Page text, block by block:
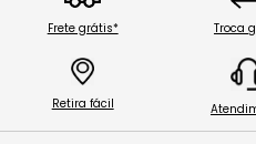
Frete grátis* Troca
Retira fácil